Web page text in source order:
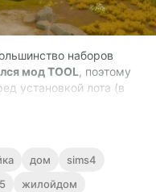
наборов
мод TOOL, поэтому
установкой лота (в
дом
sims4
жилойдом